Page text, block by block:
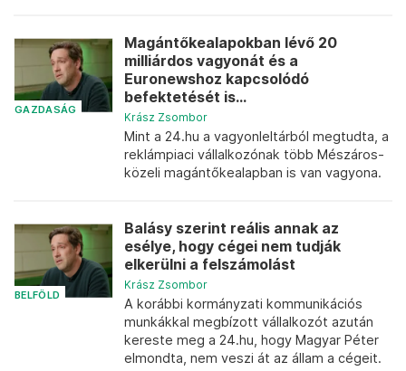
GAZDASÁG
Magántőkealapokban lévő 20
milliárdos vagyonát és a
Euronewshoz kapcsolódó
befektetését is...
Krász Zsombor
Mint a 24.hu a vagyonleltárból megtudta, a
reklámpiaci vállalkozónak több Mészáros-
közeli magántőkealapban is van vagyona.
BELFÖLD
Balásy szerint reális annak az
esélye, hogy cégei nem tudják
elkerülni a felszámolást
Krász Zsombor
A korábbi kormányzati kommunikációs
munkákkal megbízott vállalkozót azután
kereste meg a 24.hu, hogy Magyar Péter
elmondta, nem veszi át az állam a cégeit.